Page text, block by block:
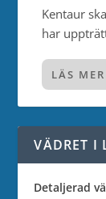
Kentaur
har
LÄS MER
VÄDRET I
Detaljerad